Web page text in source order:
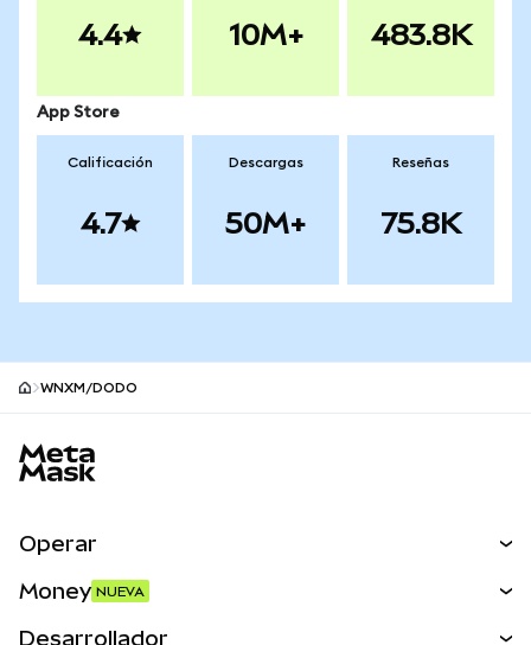
4.4 10M+ 483.8K
App Store
Calificación
4.7
Descargas
50M+
Reseñas
75.8K
WNXM/DODO
Operar
Money NUEVA
Desarrollador